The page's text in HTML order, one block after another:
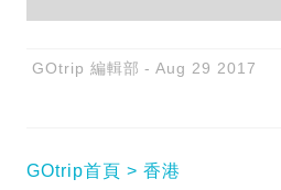
GOtrip 編輯部 Aug 29 2017
GOtrip首頁 香港